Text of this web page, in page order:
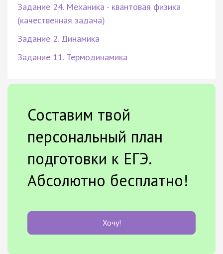
Задание 24. Механика - квантовая физика
(качественная задача)
Задание 2. Динамика
Задание 11. Термодинамика
Составим твой
персональный план
подготовки к ЕГЭ.
Абсолютно бесплатно!
Хочу!